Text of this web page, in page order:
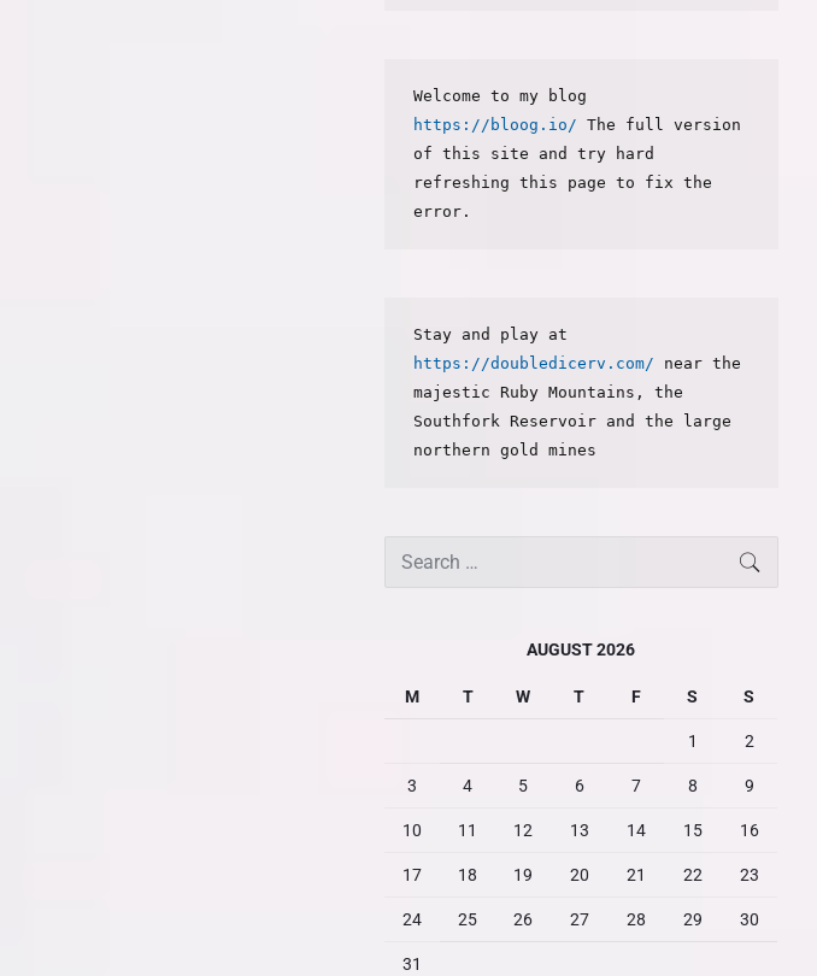
https://bloog.io/ The full version
of this site and try hard
refreshing this page to fix the
error.
https://doubledicerv.com/ near the
majestic Ruby Mountains, the
Southfork Reservoir and the large
northern gold mines
AUGUST 2026
M T W T F S S
1 2
3 4 5 6 7 8 9
10 11 12 13 14 15 16
17 18 19 20 21 22 23
24 25 26 27 28 29 30
31